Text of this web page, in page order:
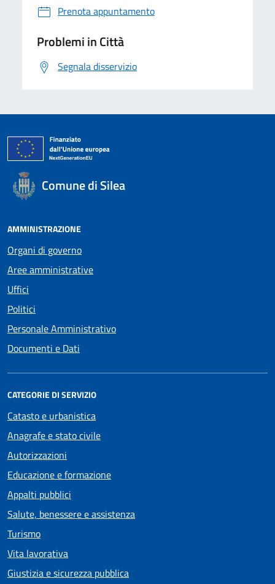
Prenota appuntamento
Problemi in Città
Segnala disservizio
Comune di Silea
AMMINISTRAZIONE
Organi di governo
Aree amministrative
Uffici
Politici
Personale Amministrativo
Documenti e Dati
CATEGORIE DI SERVIZIO
Catasto e urbanistica
Anagrafe e stato civile
Autorizzazioni
Educazione e formazione
Appalti pubblici
Salute, benessere e assistenza
Turismo
Vita lavorativa
Giustizia e sicurezza pubblica